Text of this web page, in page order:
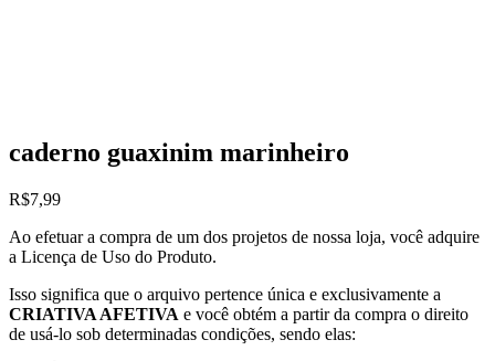
caderno guaxinim marinheiro
R$7,99
Ao efetuar a compra de um dos projetos de nossa loja, você adquire
a Licença de Uso do Produto.
Isso significa que o arquivo pertence única e exclusivamente a
CRIATIVA AFETIVA e você obtém a partir da compra o direito
de usá-lo sob determinadas condições, sendo elas: